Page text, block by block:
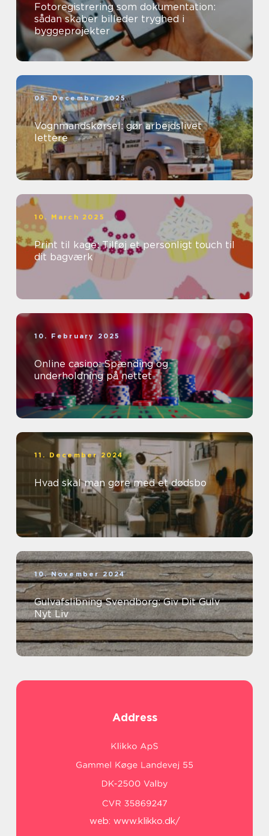
Fotoregistrering som dokumentation:
sådan skaber billeder tryghed i
byggeprojekter
05. December 2025
Vognmandskørsel: gør arbejdslivet
lettere
10. March 2025
Print til kage: Tilføj et personligt touch til
dit bagværk
10. February 2025
Online casino: Spænding og
underholdning på nettet
11. December 2024
Hvad skal man gøre med et dødsbo
10. November 2024
Gulvafslibning Svendborg: Giv Dit Gulv
Nyt Liv
Address
web: www.klikko.dk/